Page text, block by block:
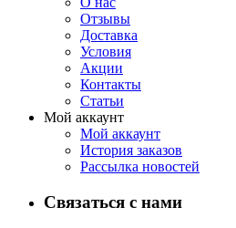
Отзывы
Доставка
Условия
Aкции
Контакты
Статьи
Мой аккаунт
Мой аккаунт
История заказов
Рассылка новостей
Связаться с нами